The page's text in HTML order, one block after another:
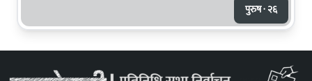
पुरुष · २६